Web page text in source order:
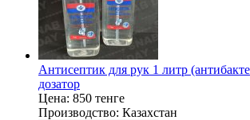
Антисептик для рук 1 литр
дозатор
Цена: 850 тенге
Производство: Казахстан